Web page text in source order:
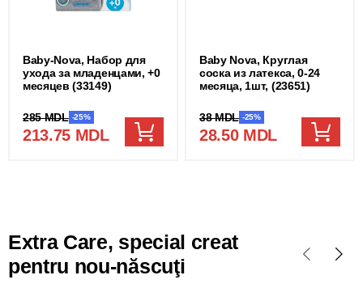
Baby-Nova, Набор для
ухода за младенцами, +0
месяцев (33149)
213.75 MDL
285 MDL -25%
Baby Nova, Круглая
соска из латекса, 0-24
месяца, 1шт, (23651)
28.50 MDL
38 MDL -25%
Extra Care, special creat
pentru nou-născuţi